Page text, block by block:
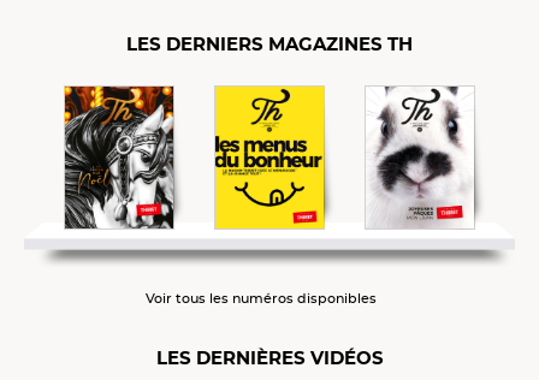
LES DERNIERS MAGAZINES TH
Voir tous les numéros disponibles
LES DERNIÈRES VIDÉOS